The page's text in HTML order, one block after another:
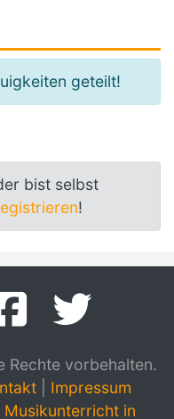
geteilt!
bist selbst
!
vorbehalten.
Impressum
Musikunterricht in